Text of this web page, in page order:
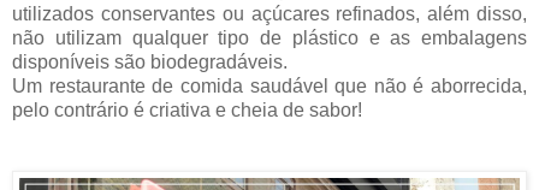
utilizados conservantes ou açúcares refinados, além disso,
não utilizam qualquer tipo de plástico e as embalagens
disponíveis são biodegradáveis.
Um restaurante de comida saudável que não é aborrecida,
pelo contrário é criativa e cheia de sabor!